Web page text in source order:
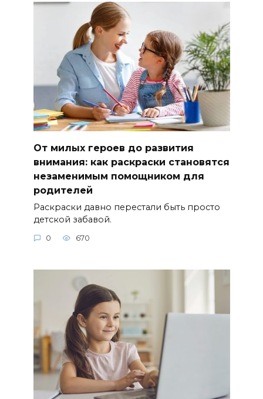
От милых героев до развития
внимания: как раскраски становятся
незаменимым помощником для
родителей
Раскраски давно перестали быть просто
детской забавой.
0 670